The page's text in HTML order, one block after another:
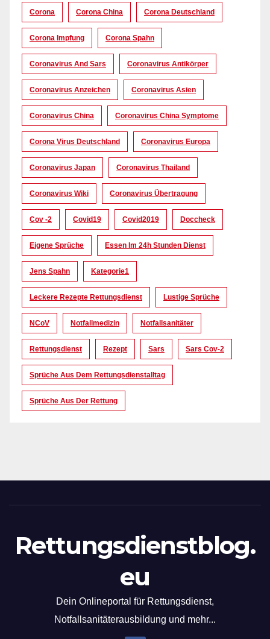
Corona Corona China Corona Deutschland
Corona Impfung Corona Spahn
Coronavirus And Sars Coronavirus Antikörper
Coronavirus Anzeichen Coronavirus Asien
Coronavirus China Coronavirus China Symptome
Corona Virus Deutschland Coronavirus Europa
Coronavirus Japan Coronavirus Thailand
Coronavirus Wiki Coronavirus Übertragung
Cov -2 Covid19 Covid2019 Doccheck
Eigene Sprüche Essen Im 24h Stunden Dienst
Jens Spahn Kategorie1
Leckere Rezepte Rettungsdienst Lustige Sprüche
NCoV Notfallmedizin Notfallsanitäter
Rettungsdienst Rezept Sars Sars Cov-2
Sprüche Aus Dem Rettungsdienstalltag
Sprüche Aus Der Rettung
Rettungsdienstblog.
eu
Dein Onlineportal für Rettungsdienst,
Notfallsanitäterausbildung und mehr...